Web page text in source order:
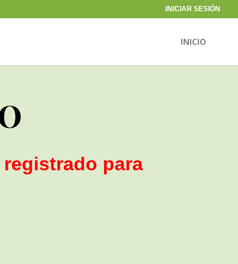
INICIAR SESIÓN
INICIO
para